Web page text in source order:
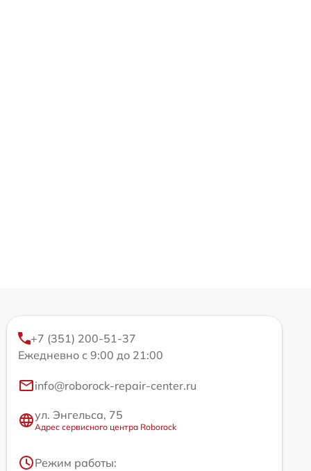
+7 (351) 200-51-37
Ежедневно с 9:00 до 21:00
info@roborock-repair-center.ru
ул. Энгельса, 75
Адрес сервисного центра Roborock
Режим работы: